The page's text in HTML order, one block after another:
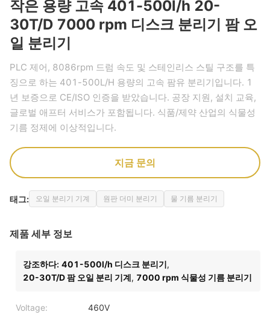
작은 용량 고속 401-500l/h 20-
30T/D 7000 rpm 디스크 분리기 팜 오
일 분리기
PLC 제어, 8086rpm 드럼 속도 및 스테인리스 스틸 구조를 특
징으로 하는 401-500L/H 용량의 고속 팜유 분리기입니다. 1
년 보증으로 CE/ISO 인증을 받았습니다. 공장 지원, 설치 교육,
글로벌 애프터 서비스가 포함됩니다. 식품/제약 산업의 식물성
기름 정제에 이상적입니다.
지금 문의
태그: 오일 분리기 기계 원판 더미 분리기 물 기름 분리기
제품 세부 정보
강조하다: 401-500l/h 디스크 분리기,
20-30T/D 팜 오일 분리 기계, 7000 rpm 식물성 기름 분리기
Voltage:
460V